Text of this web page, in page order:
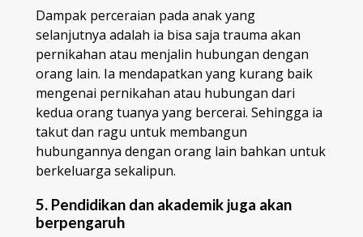
Dampak perceraian pada anak yang
selanjutnya adalah ia bisa saja trauma akan
pernikahan atau menjalin hubungan dengan
orang lain. Ia mendapatkan yang kurang baik
mengenai pernikahan atau hubungan dari
kedua orang tuanya yang bercerai. Sehingga ia
takut dan ragu untuk membangun
hubungannya dengan orang lain bahkan untuk
berkeluarga sekalipun.
5. Pendidikan dan akademik juga akan
berpengaruh